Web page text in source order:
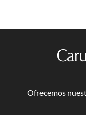
Ofrecemos